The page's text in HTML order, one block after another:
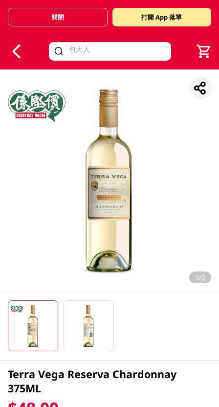
Valid Until 30 June 2026
關閉 打開 App 落單
1/2
Terra Vega Reserva Chardonnay
375ML